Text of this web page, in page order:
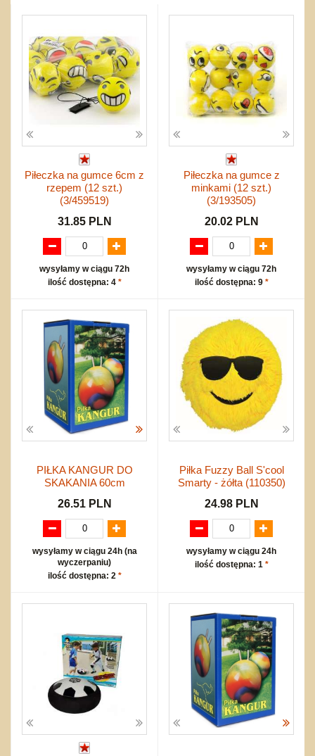
Nowości
Wyprzedaż
Promocje
Koszty przesyłki
Regulamin
Kontakt
Piłeczka na gumce 6cm z
rzepem (12 szt.)
(3/459519)
31.85 PLN
wysyłamy w ciągu 72h
ilość dostępna: 4 *
Piłeczka na gumce z
minkami (12 szt.)
(3/193505)
20.02 PLN
wysyłamy w ciągu 72h
ilość dostępna: 9 *
PIŁKA KANGUR DO
SKAKANIA 60cm
26.51 PLN
wysyłamy w ciągu 24h (na
wyczerpaniu)
ilość dostępna: 2 *
Piłka Fuzzy Ball S'cool
Smarty - żółta (110350)
24.98 PLN
wysyłamy w ciągu 24h
ilość dostępna: 1 *